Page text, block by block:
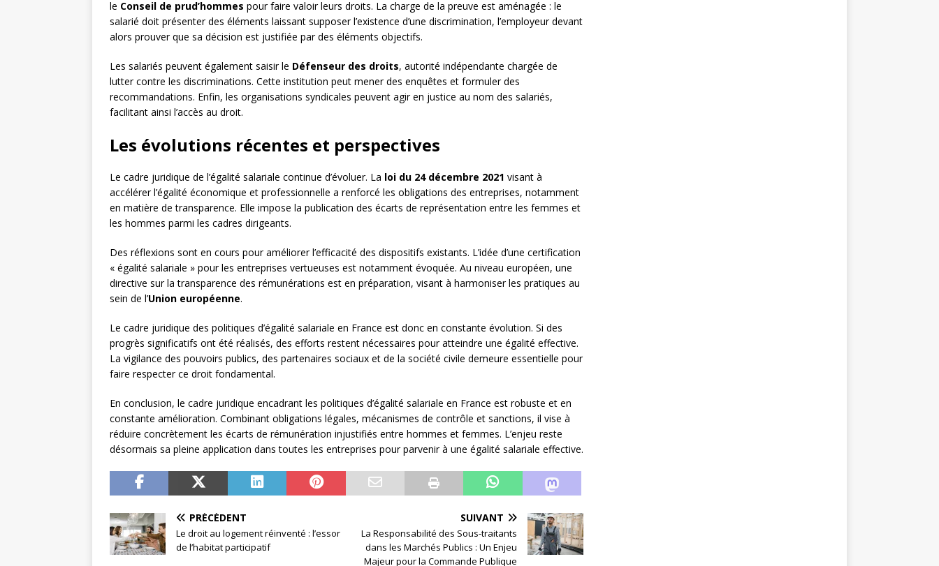
le Conseil de prud’hommes pour faire valoir leurs droits. La charge de la preuve est aménagée : le
salarié doit présenter des éléments laissant supposer l’existence d’une discrimination, l’employeur devant
alors prouver que sa décision est justifiée par des éléments objectifs.
Les salariés peuvent également saisir le Défenseur des droits, autorité indépendante chargée de
lutter contre les discriminations. Cette institution peut mener des enquêtes et formuler des
recommandations. Enfin, les organisations syndicales peuvent agir en justice au nom des salariés,
facilitant ainsi l’accès au droit.
Les évolutions récentes et perspectives
Le cadre juridique de l’égalité salariale continue d’évoluer. La loi du 24 décembre 2021 visant à
accélérer l’égalité économique et professionnelle a renforcé les obligations des entreprises, notamment
en matière de transparence. Elle impose la publication des écarts de représentation entre les femmes et
les hommes parmi les cadres dirigeants.
Des réflexions sont en cours pour améliorer l’efficacité des dispositifs existants. L’idée d’une certification
« égalité salariale » pour les entreprises vertueuses est notamment évoquée. Au niveau européen, une
directive sur la transparence des rémunérations est en préparation, visant à harmoniser les pratiques au
sein de l’Union européenne.
Le cadre juridique des politiques d’égalité salariale en France est donc en constante évolution. Si des
progrès significatifs ont été réalisés, des efforts restent nécessaires pour atteindre une égalité effective.
La vigilance des pouvoirs publics, des partenaires sociaux et de la société civile demeure essentielle pour
faire respecter ce droit fondamental.
En conclusion, le cadre juridique encadrant les politiques d’égalité salariale en France est robuste et en
constante amélioration. Combinant obligations légales, mécanismes de contrôle et sanctions, il vise à
réduire concrètement les écarts de rémunération injustifiés entre hommes et femmes. L’enjeu reste
désormais sa pleine application dans toutes les entreprises pour parvenir à une égalité salariale effective.
PRÉCÉDENT
Le droit au logement réinventé : l’essor
de l’habitat participatif
SUIVANT
La Responsabilité des Sous-traitants
dans les Marchés Publics : Un Enjeu
Majeur pour la Commande Publique